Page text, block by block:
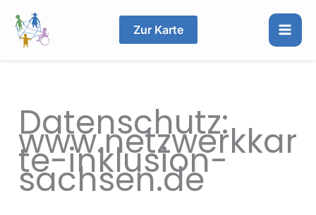
Inhalt
springen
Zur Karte
Datenschutz:
www.netzwerkkar
te-inklusion-
sachsen.de